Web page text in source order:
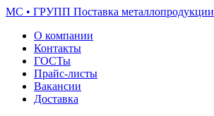
МС • ГРУПП Поставка металлопродукции
О компании
Контакты
ГОСТы
Прайс-листы
Вакансии
Доставка